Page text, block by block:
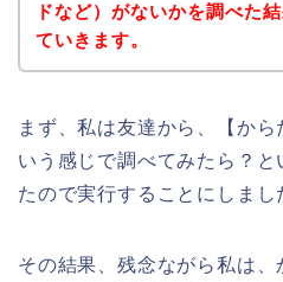
ドなど）がないかを調べた
ていきます。
まず、私は友達から、【か
いう感じで調べてみたら？
たので実行することにしまし
その結果、残念ながら私は